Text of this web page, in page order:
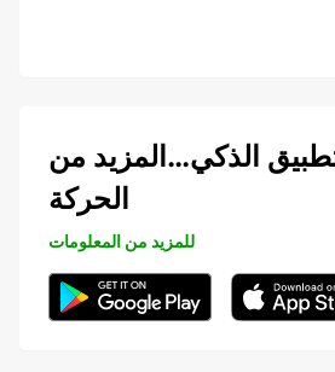
الذكي…المزيد من
الحركة
للمزيد من المعلومات